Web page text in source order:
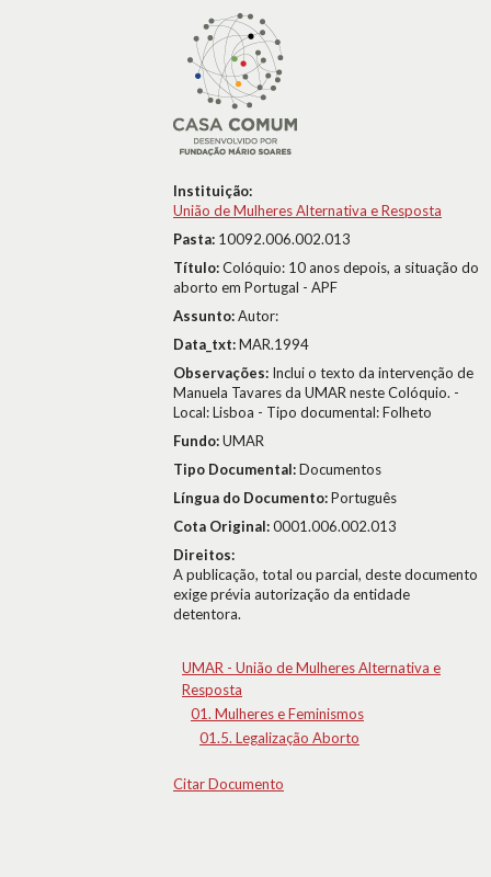
Instituição:
União de Mulheres Alternativa e Resposta
Pasta: 10092.006.002.013
Título:Colóquio: 10 anos depois, a situação do
aborto em Portugal - APF
Assunto:Autor:
Data_txt:MAR.1994
Observações: Inclui o texto da intervenção de
Manuela Tavares da UMAR neste Colóquio. -
Local: Lisboa - Tipo documental: Folheto
Fundo:UMAR
Tipo Documental:Documentos
Língua do Documento:Português
Cota Original:0001.006.002.013
Direitos:
A publicação, total ou parcial, deste documento
exige prévia autorização da entidade
detentora.
UMAR - União de Mulheres Alternativa e
Resposta
01. Mulheres e Feminismos
01.5. Legalização Aborto
Citar Documento